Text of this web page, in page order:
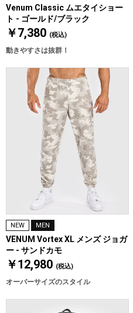
Venum Classic ムエタイショー
ト - ゴールド/ブラック
￥7,380 (税込)
動きやすさは抜群！
NEW MEN
VENUM Vortex XL メンズ ジョガ
ー - サンドカモ
￥12,980 (税込)
オーバーサイズのスタイル